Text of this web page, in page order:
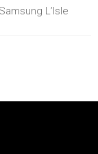
L’Isle